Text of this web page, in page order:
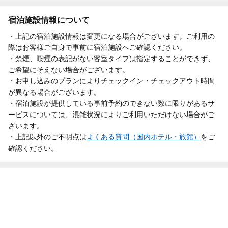
宿泊施設情報について
・上記の宿泊施設情報は変更になる場合がございます。ご利用の
際はお客様ご自身で事前に宿泊施設へご確認ください。
・禁煙、喫煙の表記がない客室タイプは指定することができず、
ご希望にそえない場合がございます。
・お申し込みのプランによりチェックイン・チェックアウト時間
が異なる場合がございます。
・宿泊施設が提供している事前予約のできない数に限りがあるサ
ービスについては、混雑状況によりご利用いただけない場合がご
ざいます。
・上記以外のご不明点はよくある質問（国内ホテル・旅館） をご
確認ください。